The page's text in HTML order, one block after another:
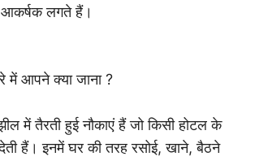
लगते हैं।
में आपने क्या जाना ?
में तैरती हुई नौकाएं हैं जो किसी होटल के
देती हैं। इनमें घर की तरह रसोई, खाने, बैठने